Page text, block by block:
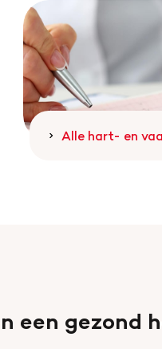
Alle hart- en
een gezond